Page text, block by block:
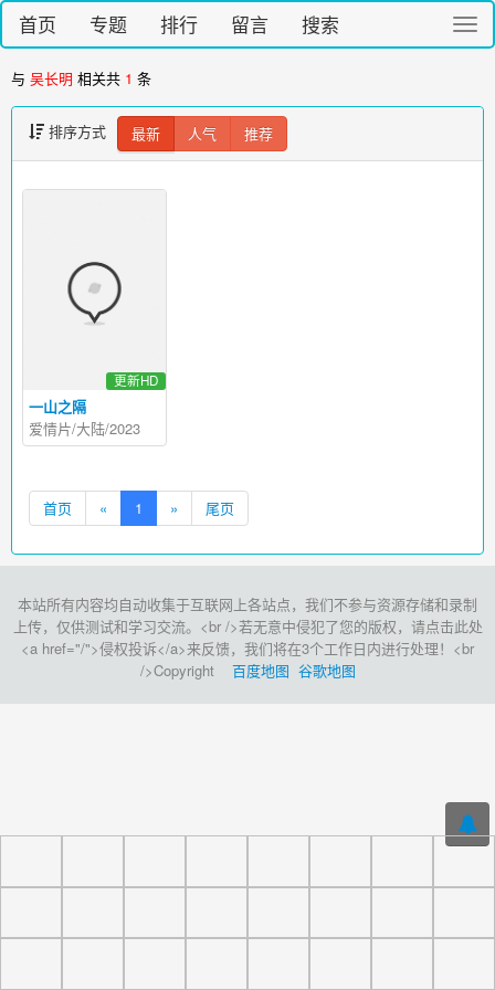
切
换
首页 专题 排行 留言 搜索
与 吴长明 相关共 1 条
排序方式 最新 人气 推荐
一山之隔
更新HD
爱情片/大陆/2023
首页 « 1 » 尾页
本站所有内容均自动收集于互联网上各站点，我们不参与资源存储和录制
上传，仅供测试和学习交流。<br />若无意中侵犯了您的版权，请点击此处
<a href="/">侵权投诉</a>来反馈，我们将在3个工作日内进行处理！<br
/>Copyright 百度地图 谷歌地图